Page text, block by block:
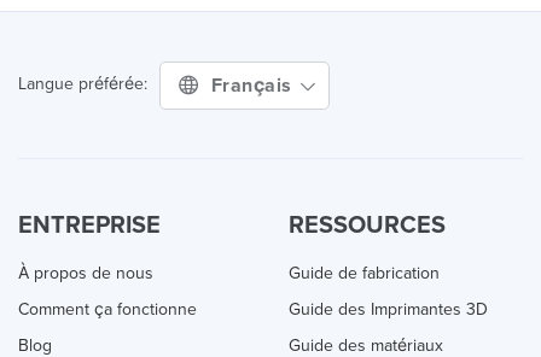
Langue préférée: Français
ENTREPRISE
À propos de nous
Comment ça fonctionne
Blog
RESSOURCES
Guide de fabrication
Guide des Imprimantes 3D
Guide des matériaux